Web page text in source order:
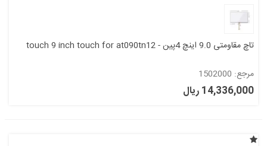
تاچ مقاومتی 9.0 اینچ 4پین - touch 9 inch touch for at090tn12
مرجع: 1502000
14,336,000 ریال